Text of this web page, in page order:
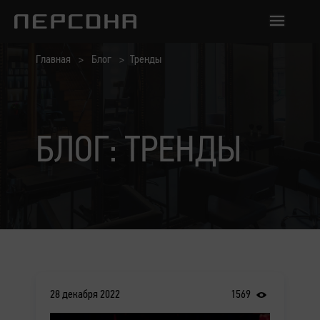
Главная Блог Тренды
БЛОГ: ТРЕНДЫ
28 декабря 2022 1569